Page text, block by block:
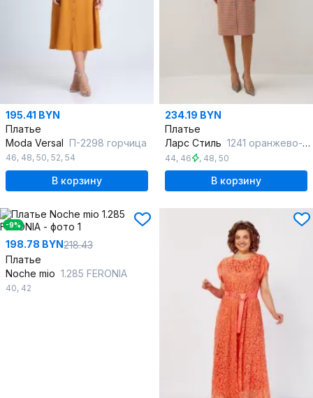
195.41 BYN
Платье
Moda Versal П-2298 горчица
46, 48, 50, 52, 54
В корзину
234.19 BYN
Платье
Ларс Стиль 1241 оранжево-голубая_лапка
44, 46 , 48, 50
В корзину
-9%
198.78 BYN218.43
Платье
Noche mio 1.285 FERONIA
40, 42